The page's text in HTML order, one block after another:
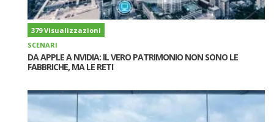
379 Visualizzazioni
SCENARI
DA APPLE A NVIDIA: IL VERO PATRIMONIO NON SONO LE
FABBRICHE, MA LE RETI